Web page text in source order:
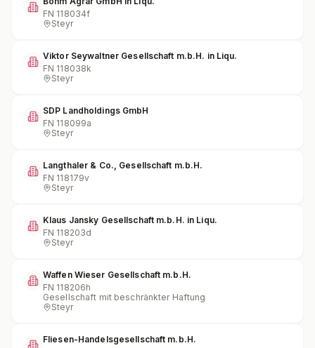
FN 118034f
Steyr
Viktor Seywaltner Gesellschaft m.b.H. in Liqu.
FN 118038k
Steyr
SDP Landholdings GmbH
FN 118099a
Steyr
Langthaler & Co., Gesellschaft m.b.H.
FN 118179v
Steyr
Klaus Jansky Gesellschaft m.b.H. in Liqu.
FN 118203d
Steyr
Waffen Wieser Gesellschaft m.b.H.
FN 118206h
Gesellschaft mit beschränkter Haftung
Steyr
Fliesen-Handelsgesellschaft m.b.H.